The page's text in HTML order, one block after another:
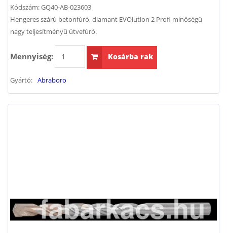
Kódszám:GQ40-AB-023603
Hengeres szárú betonfúró, diamant EVOlution 2 Profi minőségű
nagy teljesítményű ütvefúró.
Mennyiség: Kosárba rak
Gyártó: Abraboro